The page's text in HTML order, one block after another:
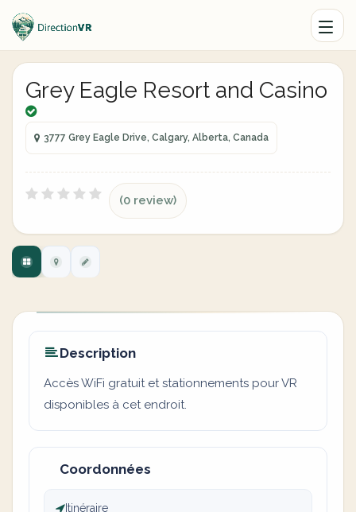
Grey Eagle Resort and Casino
3777 Grey Eagle Drive, Calgary, Alberta, Canada
(0 review)
Description
Accès WiFi gratuit et stationnements pour VR
disponibles à cet endroit.
Coordonnées
Itinéraire